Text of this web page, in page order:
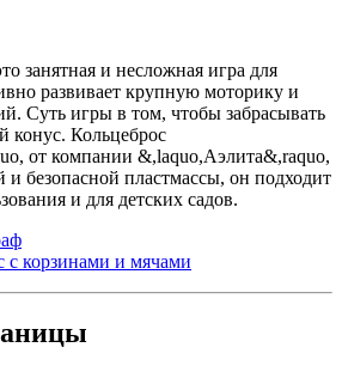
занятная и несложная игра для
развивает крупную моторику и
Суть игры в том, чтобы забрасывать
конус. Кольцеброс
от компании &,laquo,Аэлита&,raquo,
и безопасной пластмассы, он подходит
и для детских садов.
с корзинами и мячами